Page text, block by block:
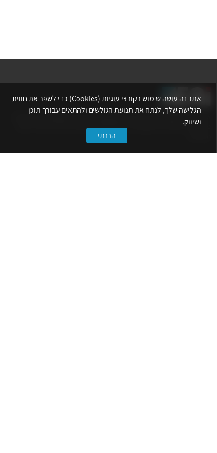
אתר לשכת המהנדסים, האדריכלים והאקדמאים בעלי המקצועות הטכנולוגיים
מרכז את הפעילויות המקצועיות, ההשתלמויות, ההטבות ואירועי הפנאי לאנשי
אתר זה עושה שימוש בקובצי עוגיות (Cookies) כדי לשפר את חווית
הגלישה שלך, לנתח את תנועת הגולשים ולהתאים עבורך תוכן
ושיווק.
הבנתי